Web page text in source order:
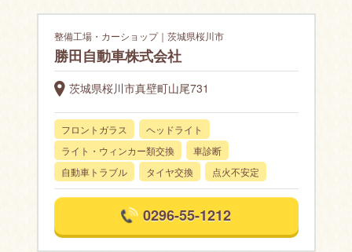
整備工場・カーショップ｜茨城県桜川市
勝田自動車株式会社
茨城県桜川市真壁町山尾731
フロントガラス
ヘッドライト
ライト・ウィンカー類交換
車診断
自動車トラブル
タイヤ交換 点火不安定
0296-55-1212